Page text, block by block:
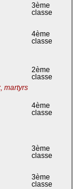
3ème
classe
4ème
classe
2ème
classe
martyrs
4ème
classe
3ème
classe
3ème
classe